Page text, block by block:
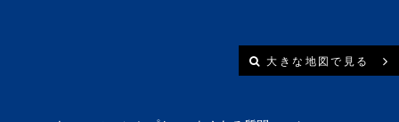
大きな地図で見る